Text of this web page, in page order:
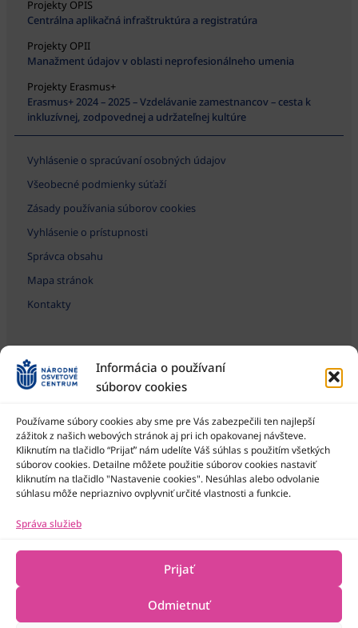
Informácia o používaní
súborov cookies
Používame súbory cookies aby sme pre Vás zabezpečili ten najlepší
zážitok z našich webových stránok aj pri ich opakovanej návšteve.
Kliknutím na tlačidlo “Prijať” nám udelíte Váš súhlas s použitím všetkých
súborov cookies. Detailne môžete použitie súborov cookies nastaviť
kliknutím na tlačidlo "Nastavenie cookies". Nesúhlas alebo odvolanie
súhlasu môže nepriaznivo ovplyvniť určité vlastnosti a funkcie.
Správa služieb
Prijať
Odmietnuť
Projekty OPIS
Centrálna aplikačná infraštruktúra a registratúra
Projekty OPII
Manažment údajov v oblasti neprofesionálneho umenia
Projekty Erasmus+
Erasmus+ 2024 – 2025 – Vzdelávanie zamestnancov – cesta k
inkluzívnej, zodpovednej a udržateľnej kultúre
Vyhlásenie o spracúvaní osobných údajov
Všeobecné podmienky súťaží
Zásady používania súborov cookies
Vyhlásenie o prístupnosti
Správca obsahu
Mapa stránok
Kontakty
Národné osvetové centrum je štátna príspevková organizácia
Ministerstva kultúry SR